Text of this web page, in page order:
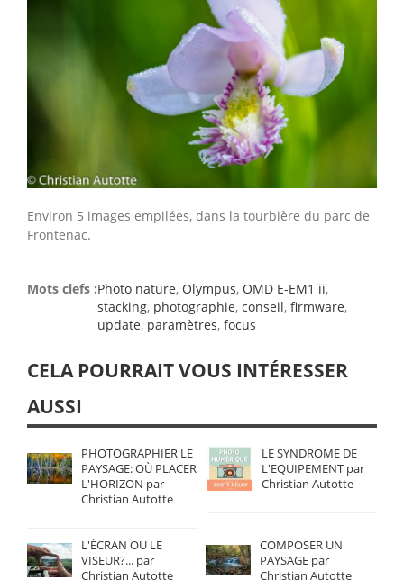
Environ 5 images empilées, dans la tourbière du parc de
Frontenac.
Mots clefs :Photo nature, Olympus, OMD E-EM1 ii,
stacking, photographie, conseil, firmware,
update, paramètres, focus
CELA POURRAIT VOUS INTÉRESSER
AUSSI
PHOTOGRAPHIER LE
PAYSAGE: OÙ PLACER
L'HORIZON par
Christian Autotte
LE SYNDROME DE
L'EQUIPEMENT par
Christian Autotte
L'ÉCRAN OU LE
VISEUR?... par
Christian Autotte
COMPOSER UN
PAYSAGE par
Christian Autotte